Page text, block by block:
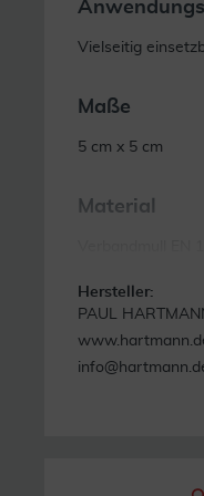
Vielseitig
Maße
5 cm x 5 cm
Material
Hersteller:
PAUL